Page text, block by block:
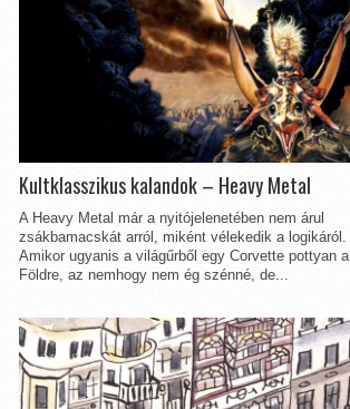
Kultklasszikus kalandok – Heavy Metal
A Heavy Metal már a nyitójelenetében nem árul
zsákbamacskát arról, miként vélekedik a logikáról.
Amikor ugyanis a világűrből egy Corvette pottyan a
Földre, az nemhogy nem ég szénné, de...